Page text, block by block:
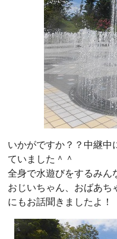
いかがですか？？中継中
ていました＾＾
全身で水遊びをするみん
おじいちゃん、おばあち
にもお話聞きましたよ！